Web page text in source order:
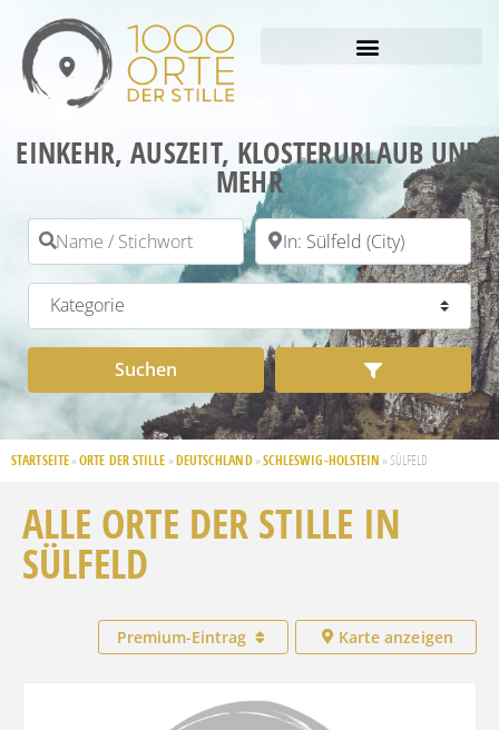
EINKEHR, AUSZEIT, KLOSTERURLAUB UND
MEHR
Name / Stichwort PLZ / Ort
Kategorie
Suchen Advanced
STARTSEITE » ORTE DER STILLE » DEUTSCHLAND» SCHLESWIG-HOLSTEIN »SÜLFELD
ALLE ORTE DER STILLE IN
SÜLFELD
Premium-Eintrag Karte anzeigen